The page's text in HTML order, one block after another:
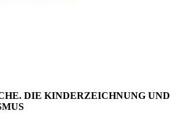
DIE KINDERZEICHNUNG UND